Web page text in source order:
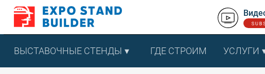
Перейти
содержанию
ВЫСТАВОЧНЫЕ СТЕНДЫ ГДЕ СТРОИМ УСЛУГИ